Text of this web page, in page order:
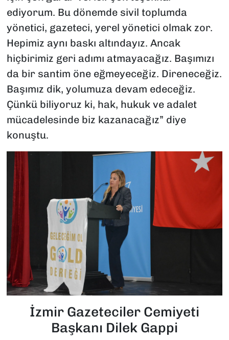
ediyorum. Bu dönemde sivil toplumda
yönetici, gazeteci, yerel yönetici olmak zor.
Hepimiz aynı baskı altındayız. Ancak
hiçbirimiz geri adımı atmayacağız. Başımızı
da bir santim öne eğmeyeceğiz. Direneceğiz.
Başımız dik, yolumuza devam edeceğiz.
Çünkü biliyoruz ki, hak, hukuk ve adalet
mücadelesinde biz kazanacağız” diye
konuştu.
İzmir Gazeteciler Cemiyeti
Başkanı Dilek Gappi